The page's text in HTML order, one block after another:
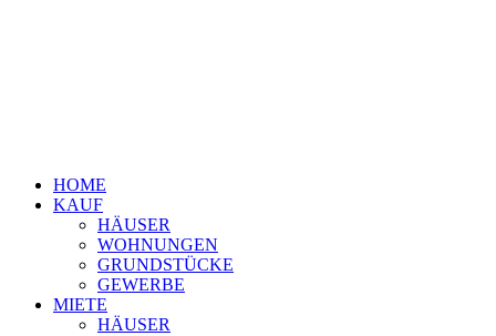
HOME
KAUF
HÄUSER
WOHNUNGEN
GRUNDSTÜCKE
GEWERBE
MIETE
HÄUSER